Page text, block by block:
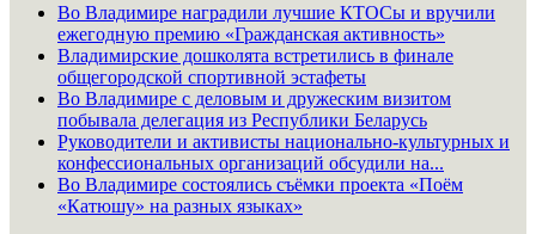
Во Владимире наградили лучшие КТОСы и вручили
ежегодную премию «Гражданская активность»
Владимирские дошколята встретились в финале
общегородской спортивной эстафеты
Во Владимире с деловым и дружеским визитом
побывала делегация из Республики Беларусь
Руководители и активисты национально-культурных и
конфессиональных организаций обсудили на...
Во Владимире состоялись съёмки проекта «Поём
«Катюшу» на разных языках»